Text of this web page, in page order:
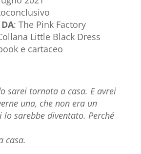
: The Pink Factory
Little Black Dress
e cartaceo
sarei tornata a casa. E avrei
una, che non era un
lo sarebbe diventato. Perché
casa.